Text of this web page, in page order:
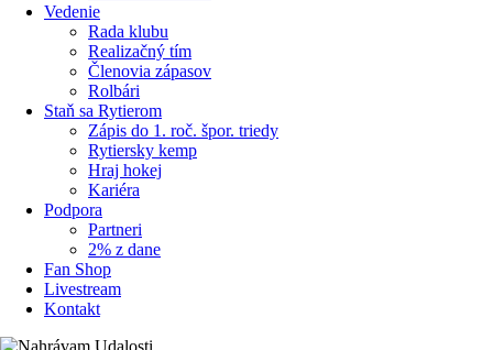
Vedenie
Rada klubu
Realizačný tím
Členovia zápasov
Rolbári
Staň sa Rytierom
Zápis do 1. roč. špor. triedy
Rytiersky kemp
Hraj hokej
Kariéra
Podpora
Partneri
2% z dane
Fan Shop
Livestream
Kontakt